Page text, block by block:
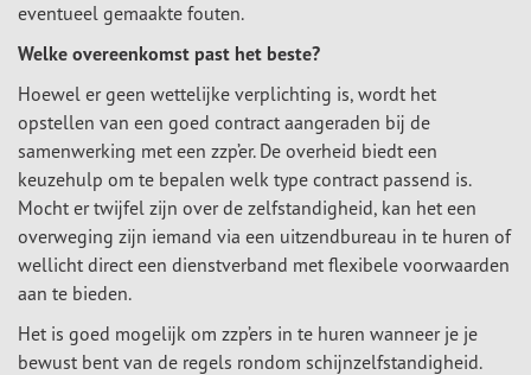
eventueel gemaakte fouten.
Welke overeenkomst past het beste?
Hoewel er geen wettelijke verplichting is, wordt het
opstellen van een goed contract aangeraden bij de
samenwerking met een zzp’er. De overheid biedt een
keuzehulp om te bepalen welk type contract passend is.
Mocht er twijfel zijn over de zelfstandigheid, kan het een
overweging zijn iemand via een uitzendbureau in te huren of
wellicht direct een dienstverband met flexibele voorwaarden
aan te bieden.
Het is goed mogelijk om zzp’ers in te huren wanneer je je
bewust bent van de regels rondom schijnzelfstandigheid.